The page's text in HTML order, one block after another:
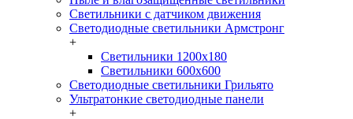
Светильники с датчиком движения
Светодиодные светильники Армстронг
+
Светильники 1200х180
Светильники 600х600
Светодиодные светильники Грильято
Ультратонкие светодиодные панели
+